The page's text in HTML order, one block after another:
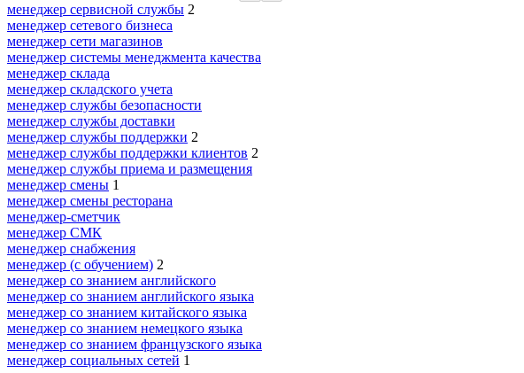
менеджер сервисной службы 2
менеджер сетевого бизнеса
менеджер сети магазинов
менеджер системы менеджмента качества
менеджер склада
менеджер складского учета
менеджер службы безопасности
менеджер службы доставки
менеджер службы поддержки 2
менеджер службы поддержки клиентов 2
менеджер службы приема и размещения
менеджер смены 1
менеджер смены ресторана
менеджер-сметчик
менеджер СМК
менеджер снабжения
менеджер (с обучением) 2
менеджер со знанием английского
менеджер со знанием английского языка
менеджер со знанием китайского языка
менеджер со знанием немецкого языка
менеджер со знанием французского языка
менеджер социальных сетей 1